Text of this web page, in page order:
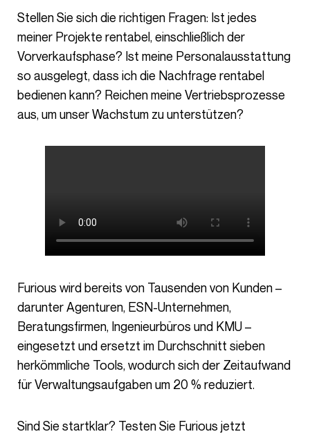
Stellen Sie sich die richtigen Fragen: Ist jedes
meiner Projekte rentabel, einschließlich der
Vorverkaufsphase? Ist meine Personalausstattung
so ausgelegt, dass ich die Nachfrage rentabel
bedienen kann? Reichen meine Vertriebsprozesse
aus, um unser Wachstum zu unterstützen?
Furious wird bereits von Tausenden von Kunden –
darunter Agenturen, ESN-Unternehmen,
Beratungsfirmen, Ingenieurbüros und KMU –
eingesetzt und ersetzt im Durchschnitt sieben
herkömmliche Tools, wodurch sich der Zeitaufwand
für Verwaltungsaufgaben um 20 % reduziert.
Sind Sie startklar? Testen Sie Furious jetzt